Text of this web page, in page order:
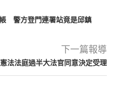
警方登門連署站竟是邱鎮
下一篇報導
法法庭過半大法官同意決定受理